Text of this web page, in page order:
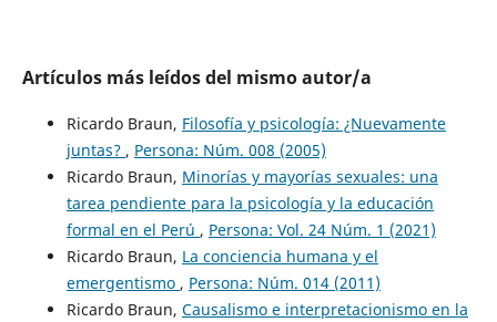
Artículos más leídos del mismo autor/a
Ricardo Braun, Filosofía y psicología: ¿Nuevamente
juntas? , Persona: Núm. 008 (2005)
Ricardo Braun, Minorías y mayorías sexuales: una
tarea pendiente para la psicología y la educación
formal en el Perú , Persona: Vol. 24 Núm. 1 (2021)
Ricardo Braun, La conciencia humana y el
emergentismo , Persona: Núm. 014 (2011)
Ricardo Braun, Causalismo e interpretacionismo en la